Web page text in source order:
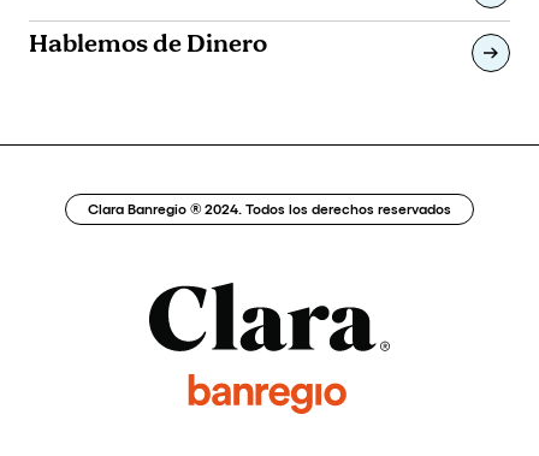
Hablemos de Dinero
Clara Banregio ® 2024. Todos los derechos reservados